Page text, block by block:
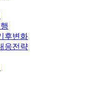
후변화
응전략